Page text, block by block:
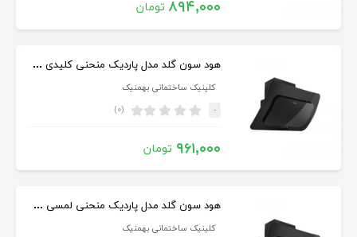
۸۹۴,۰۰۰ تومان
هود سون گلد مدل پاردیک منحنی کلیدی سایز ۹۰
کلینیک ساختمانی بهمنیک
- (۰)
۹۶۱,۰۰۰ تومان
هود سون گلد مدل پاردیک منحنی لمسی سایز ۹۰
کلینیک ساختمانی بهمنیک